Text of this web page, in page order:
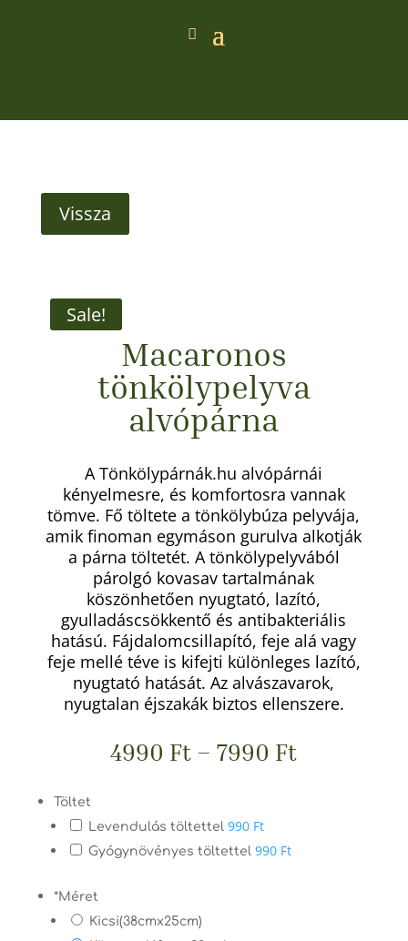
Vissza
Sale!
Macaronos
tönkölypelyva
alvópárna
A Tönkölypárnák.hu alvópárnái
kényelmesre, és komfortosra vannak
tömve. Fő töltete a tönkölybúza pelyvája,
amik finoman egymáson gurulva alkotják
a párna töltetét. A tönkölypelyvából
párolgó kovasav tartalmának
köszönhetően nyugtató, lazító,
gyulladáscsökkentő és antibakteriális
hatású. Fájdalomcsillapító, feje alá vagy
feje mellé téve is kifejti különleges lazító,
nyugtató hatását. Az alvászavarok,
nyugtalan éjszakák biztos ellenszere.
4990 Ft –7990 Ft
Töltet
Levendulás töltettel 990 Ft
Gyógynövényes töltettel 990 Ft
*Méret
Kicsi(38cmx25cm)